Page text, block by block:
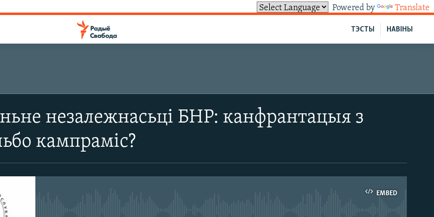
Powered by Translate
НАВІНЫ
ТЭСТЫ
незалежнасьці БНР: канфрантацыя з
кампраміс?
EMBED